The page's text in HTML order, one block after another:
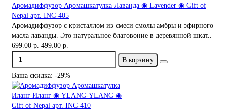
Аромадиффузор Аромашкатулка Лаванда ◉ Lavender ◉ Gift of
Nepal арт. INC-405
Аромадиффузор с кристаллом из смеси смолы амбры и эфирного
масла лаванды. Это натуральное благовоние в деревянной шкат..
699.00 р. 499.00 р.
В корзину
Ваша скидка: -29%